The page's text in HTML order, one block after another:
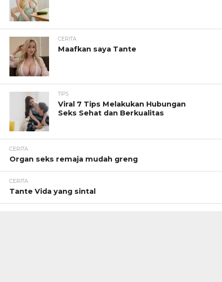
CERITA
Maafkan saya Tante
TIPS
Viral 7 Tips Melakukan Hubungan
Seks Sehat dan Berkualitas
CERITA
Organ seks remaja mudah greng
CERITA
Tante Vida yang sintal